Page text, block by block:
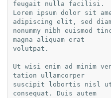
feugait nulla facilisi.
Lorem ipsum dolor sit
adipiscing elit, sed
nonummy nibh euismod
magna aliquam erat
volutpat.
Ut wisi enim ad minim
tation ullamcorper
suscipit lobortis nisl ut
consequat. Duis autem